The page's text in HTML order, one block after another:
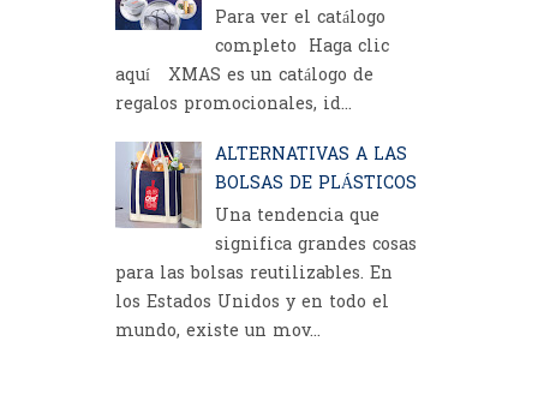
Para ver el catálogo
completo Haga clic
aquí XMAS es un catálogo de
regalos promocionales, id...
ALTERNATIVAS A LAS
BOLSAS DE PLÁSTICOS
Una tendencia que
significa grandes cosas
para las bolsas reutilizables. En
los Estados Unidos y en todo el
mundo, existe un mov...